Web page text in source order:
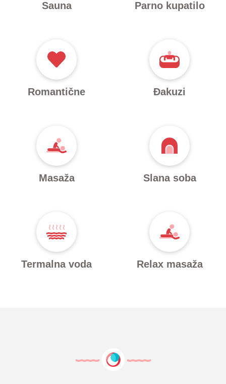
Sauna Parno kupatilo
Romantične Đakuzi
Masaža Slana soba
Termalna voda Relax masaža